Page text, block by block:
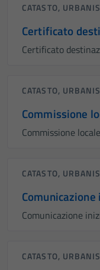
CATASTO,
Certificato
Certificato
CATASTO,
Commissione
Commissione
CATASTO,
Comunicazione
CATASTO,